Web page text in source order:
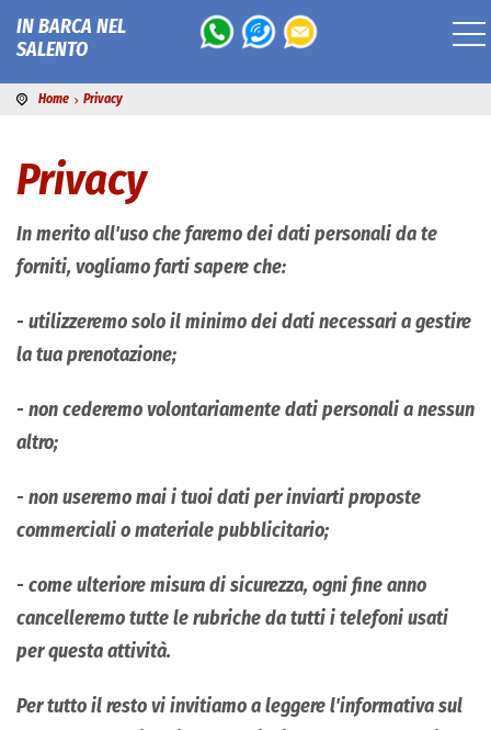
IN BARCA NEL
SALENTO
Home Privacy
Privacy
In merito all'uso che faremo dei dati personali da te
forniti, vogliamo farti sapere che:
- utilizzeremo solo il minimo dei dati necessari a gestire
la tua prenotazione;
- non cederemo volontariamente dati personali a nessun
altro;
- non useremo mai i tuoi dati per inviarti proposte
commerciali o materiale pubblicitario;
- come ulteriore misura di sicurezza, ogni fine anno
cancelleremo tutte le rubriche da tutti i telefoni usati
per questa attività.
Per tutto il resto vi invitiamo a leggere l'informativa sul